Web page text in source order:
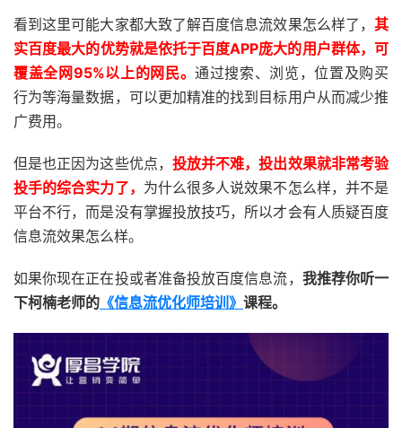
看到这里可能大家都大致了解百度信息流效果怎么样了， 其
实百度最大的优势就是依托于百度APP庞大的用户群体，可
覆盖全网95%以上的网民。通过搜索、浏览，位置及购买
行为等海量数据，可以更加精准的找到目标用户从而减少推
广费用。
但是也正因为这些优点， 投放并不难，投出效果就非常考验
投手的综合实力了， 为什么很多人说效果不怎么样，并不是
平台不行，而是没有掌握投放技巧，所以才会有人质疑百度
信息流效果怎么样。
如果你现在正在投或者准备投放百度信息流， 我推荐你听一
下柯楠老师的 《信息流优化师培训》 课程。